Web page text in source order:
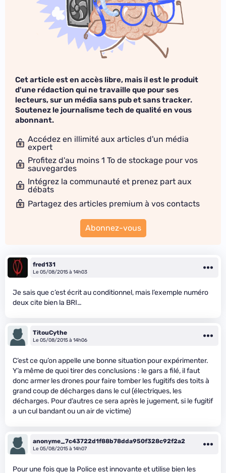
Cet article est en accès libre, mais il est le produit
d'une rédaction qui ne travaille que pour ses
lecteurs, sur un média sans pub et sans tracker.
Soutenez le journalisme tech de qualité en vous
abonnant.
Accédez en illimité aux articles d'un média
expert
Profitez d'au moins 1 To de stockage pour vos
sauvegardes
Intégrez la communauté et prenez part aux
débats
Partagez des articles premium à vos contacts
Abonnez-vous
fred131
Le 05/08/2015 à 14h03
Je sais que c’est écrit au conditionnel, mais l’exemple numéro
deux cite bien la BRI…
TitouCythe
Le 05/08/2015 à 14h06
C’est ce qu’on appelle une bonne situation pour expérimenter.
Y’a même de quoi tirer des conclusions : le gars a filé, il faut
donc armer les drones pour faire tomber les fugitifs des toits à
grand coup de décharges dans le cul (électriques, les
décharges. Pour d’autres ce sera après le jugement, si le fugitif
a un cul bandant ou un air de victime)
anonyme_7c43722d1f88b78dda950f328c92f2a2
Le 05/08/2015 à 14h07
Pour une fois que la Police est innovante et utilise bien les